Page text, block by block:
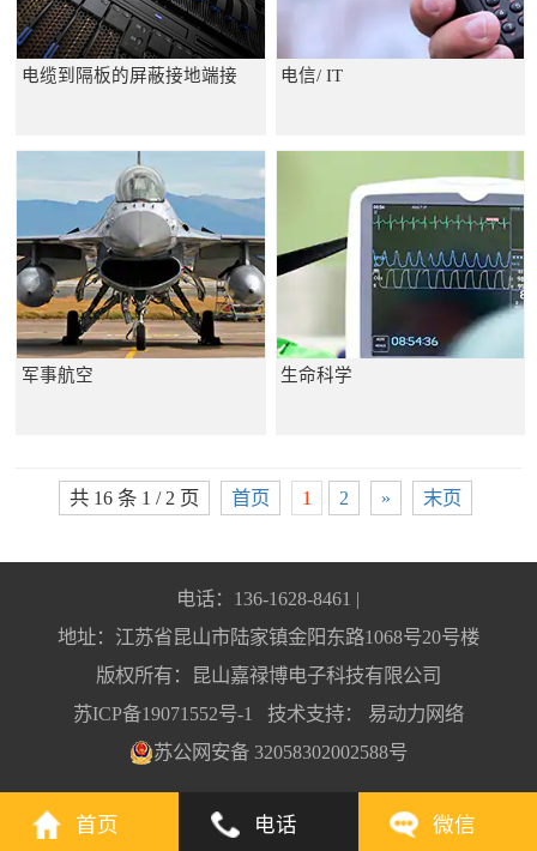
电缆到隔板的屏蔽接地端接 电信/ IT
军事航空 生命科学
共 16 条 1 / 2 页 首页 1 2 » 末页
电话：136-1628-8461 |
地址：江苏省昆山市陆家镇金阳东路1068号20号楼
版权所有：昆山嘉禄博电子科技有限公司
苏ICP备19071552号-1
技术支持： 易动力网络
苏公网安备 32058302002588号
首页 电话 微信